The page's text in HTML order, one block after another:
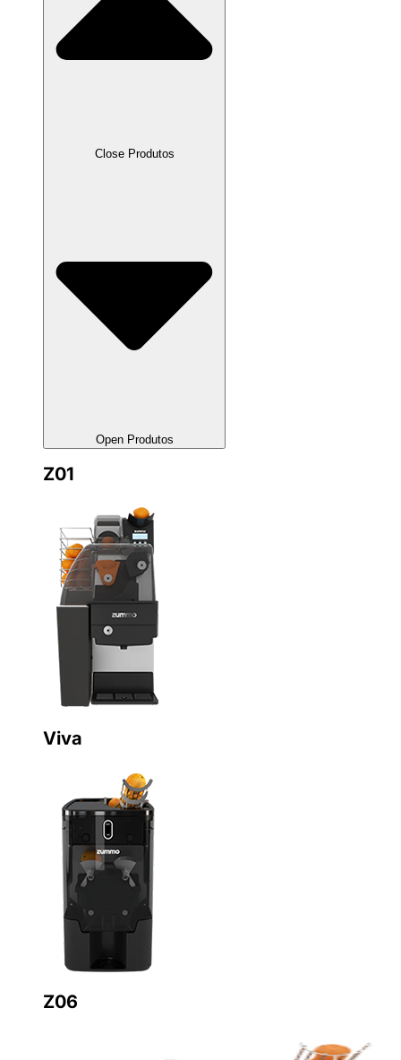
Close Produtos
Open Produtos
Z01
Viva
Z06